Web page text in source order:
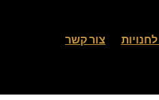
צור קשר